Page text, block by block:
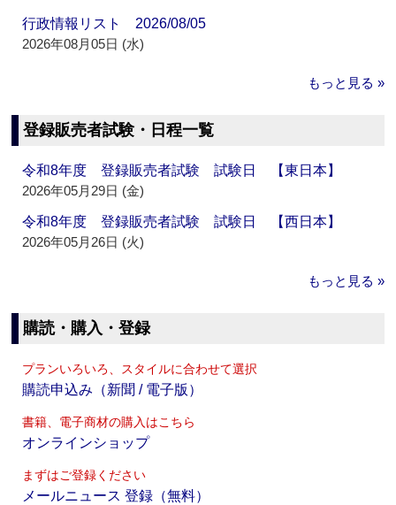
行政情報リスト 2026/08/05
2026年08月05日 (水)
もっと見る »
登録販売者試験・日程一覧
令和8年度 登録販売者試験 試験日 【東日本】
2026年05月29日 (金)
令和8年度 登録販売者試験 試験日 【西日本】
2026年05月26日 (火)
もっと見る »
購読・購入・登録
プランいろいろ、スタイルに合わせて選択
購読申込み（新聞 / 電子版）
書籍、電子商材の購入はこちら
オンラインショップ
まずはご登録ください
メールニュース 登録（無料）